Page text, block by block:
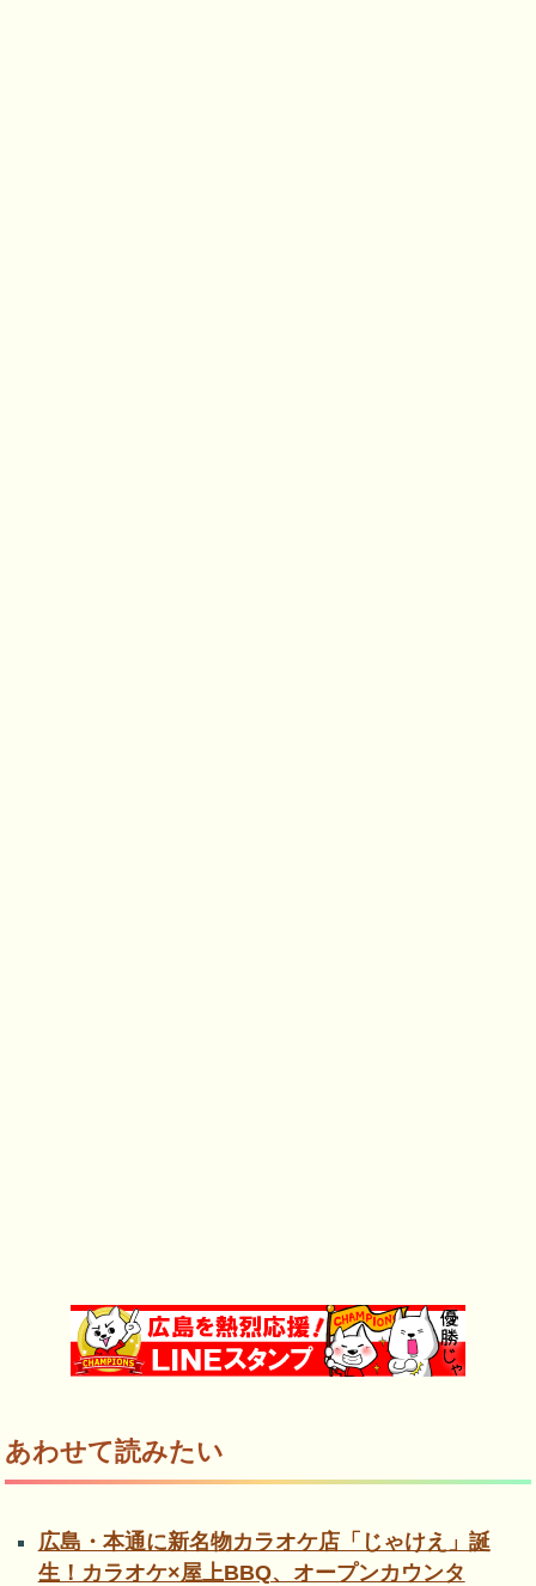
あわせて読みたい
広島・本通に新名物カラオケ店「じゃけえ」誕
生！カラオケ×屋上BBQ、オープンカウンタ